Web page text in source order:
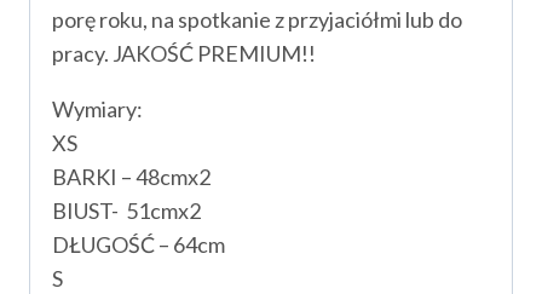
porę roku, na spotkanie z przyjaciółmi lub do
pracy. JAKOŚĆ PREMIUM!!
Wymiary:
XS
BARKI – 48cmx2
BIUST- 51cmx2
DŁUGOŚĆ – 64cm
S